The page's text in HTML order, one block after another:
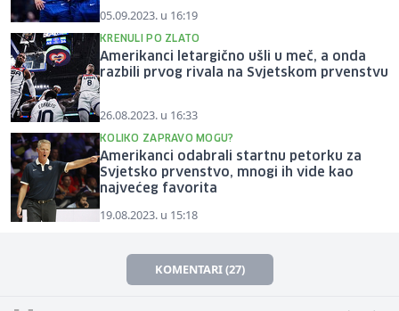
05.09.2023. u 16:19
KRENULI PO ZLATO
Amerikanci letargično ušli u meč, a onda
razbili prvog rivala na Svjetskom prvenstvu
26.08.2023. u 16:33
KOLIKO ZAPRAVO MOGU?
Amerikanci odabrali startnu petorku za
Svjetsko prvenstvo, mnogi ih vide kao
najvećeg favorita
19.08.2023. u 15:18
KOMENTARI (27)